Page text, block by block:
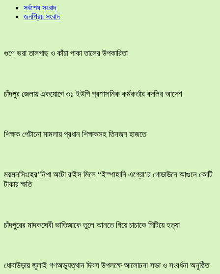
সর্বশেষ সংবাদ
জনপ্রিয় সংবাদ
গুণে ভরা তালগাছ ও কাঁচা পাকা তালের উপকারিতা
চাঁদপুর জেলায় একযোগে ৩১ ইউপি প্রশাসনিক কর্মকর্তার বদলির আদেশ
শিক্ষক পেটানো মামলায় প্রধান শিক্ষকসহ তিনজন হাজতে
ময়মনসিংহের’নিপা অটো রাইস মিলে “ইস্পাহানি এগ্রো’র গোডাউনে আগুনে কোটি
টাকার ক্ষতি
চাঁদপুরের মাদকসেবী ভাতিজাকে তুলে আনতে গিয়ে চাচাকে পিটিয়ে হত্যা
ধোবাউড়ায় জুলাই গণঅভ্যুত্থান দিবস উপলক্ষে আলোচনা সভা ও সংবর্ধনা অনুষ্ঠিত